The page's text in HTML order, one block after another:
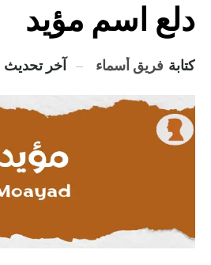
دلع اسم مؤيد
كتابة فريق أسماء آخر تحديث